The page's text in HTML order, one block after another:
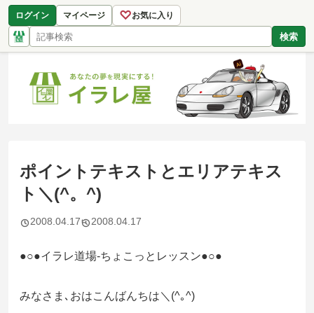
ログイン マイページ ♡お気に入り
検索
ポイントテキストとエリアテキス
ト＼(^。^)
2008.04.17 2008.04.17
●○●イラレ道場-ちょこっとレッスン●○●
みなさま､おはこんばんちは＼(^｡^)